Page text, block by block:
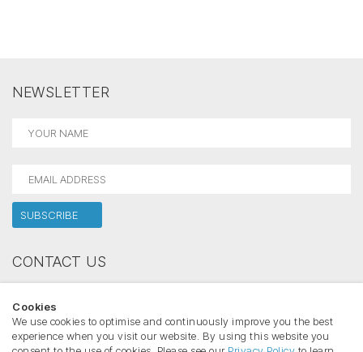
NEWSLETTER
CONTACT US
Phone:
Email:
Cookies
We use cookies to optimise and continuously improve you the best
experience when you visit our website. By using this website you